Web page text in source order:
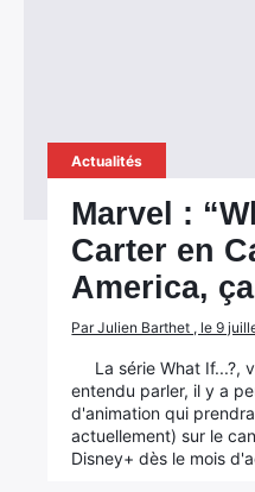
Actualités
Marvel :
Carter en
America,
Par Julien Barthet , le 9
La série What If...?,
entendu parler, il y a
d'animation qui
actuellement) sur le
Disney+ dès le mois